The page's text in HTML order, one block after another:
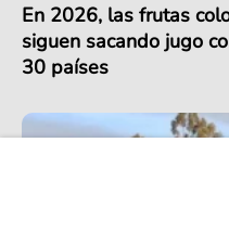
En 2026, las frutas
siguen sacando jugo
30 países